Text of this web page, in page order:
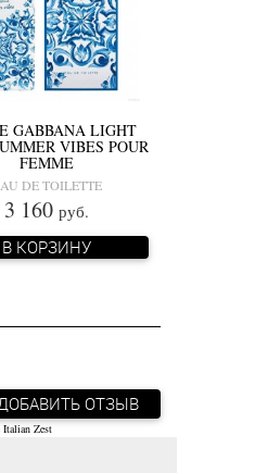
GABBANA LIGHT
VIBES POUR
FEMME
DE TOILETTE
3 160 руб.
В КОРЗИНУ
ОТЗЫВ
Italian Zest